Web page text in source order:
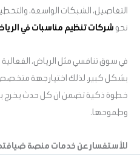
التفاصيل، الشبكات الواسعة،
نحو شركات تنظيم مناسبات في
في سوق تنافسي مثل الرياض،
بشكل كبير. لذلك اختيار جهة
خطوة ذكية تضمن ان كل حدث يخرج
وطموحها.
للأستفسار عن خدمات منصة